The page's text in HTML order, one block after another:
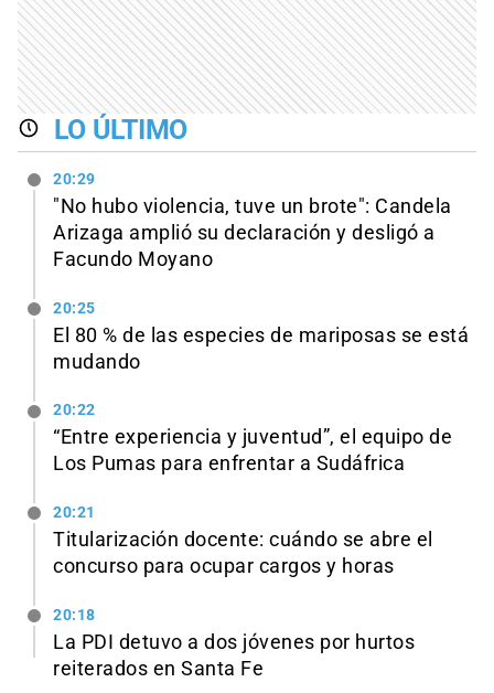
LO ÚLTIMO
20:29
"No hubo violencia, tuve un brote": Candela
Arizaga amplió su declaración y desligó a
Facundo Moyano
20:25
El 80 % de las especies de mariposas se está
mudando
20:22
“Entre experiencia y juventud”, el equipo de
Los Pumas para enfrentar a Sudáfrica
20:21
Titularización docente: cuándo se abre el
concurso para ocupar cargos y horas
20:18
La PDI detuvo a dos jóvenes por hurtos
reiterados en Santa Fe